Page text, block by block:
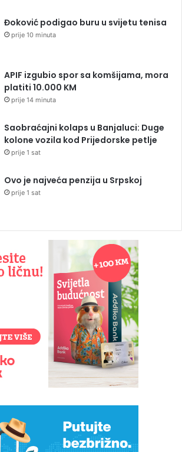
Đoković podigao buru u svijetu tenisa
prije 10 minuta
APIF izgubio spor sa komšijama, mora
platiti 10.000 KM
prije 14 minuta
Saobraćajni kolaps u Banjaluci: Duge
kolone vozila kod Prijedorske petlje
prije 1 sat
Ovo je najveća penzija u Srpskoj
prije 1 sat